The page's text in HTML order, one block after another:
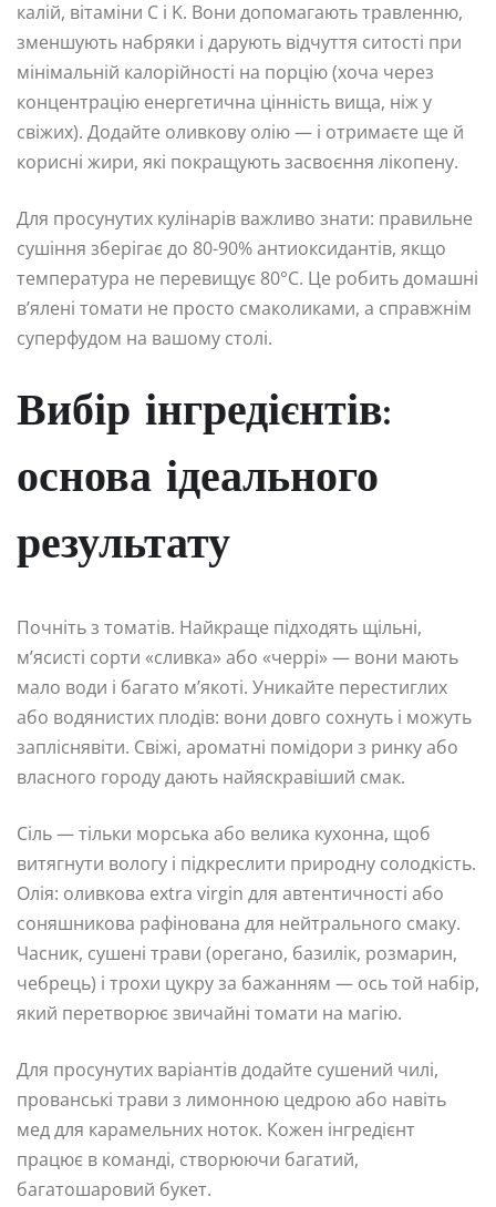
калій, вітаміни C і K. Вони допомагають травленню,
зменшують набряки і дарують відчуття ситості при
мінімальній калорійності на порцію (хоча через
концентрацію енергетична цінність вища, ніж у
свіжих). Додайте оливкову олію — і отримаєте ще й
корисні жири, які покращують засвоєння лікопену.
Для просунутих кулінарів важливо знати: правильне
сушіння зберігає до 80-90% антиоксидантів, якщо
температура не перевищує 80°C. Це робить домашні
в’ялені томати не просто смаколиками, а справжнім
суперфудом на вашому столі.
Вибір інгредієнтів:
основа ідеального
результату
Почніть з томатів. Найкраще підходять щільні,
м’ясисті сорти «сливка» або «черрі» — вони мають
мало води і багато м’якоті. Уникайте перестиглих
або водянистих плодів: вони довго сохнуть і можуть
запліснявіти. Свіжі, ароматні помідори з ринку або
власного городу дають найяскравіший смак.
Сіль — тільки морська або велика кухонна, щоб
витягнути вологу і підкреслити природну солодкість.
Олія: оливкова extra virgin для автентичності або
соняшникова рафінована для нейтрального смаку.
Часник, сушені трави (орегано, базилік, розмарин,
чебрець) і трохи цукру за бажанням — ось той набір,
який перетворює звичайні томати на магію.
Для просунутих варіантів додайте сушений чилі,
прованські трави з лимонною цедрою або навіть
мед для карамельних ноток. Кожен інгредієнт
працює в команді, створюючи багатий,
багатошаровий букет.